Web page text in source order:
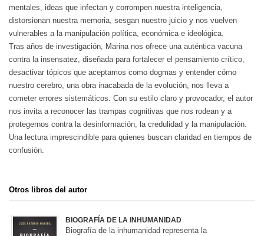
mentales, ideas que infectan y corrompen nuestra inteligencia,
distorsionan nuestra memoria, sesgan nuestro juicio y nos vuelven
vulnerables a la manipulación política, económica e ideológica.
Tras años de investigación, Marina nos ofrece una auténtica vacuna
contra la insensatez, diseñada para fortalecer el pensamiento crítico,
desactivar tópicos que aceptamos como dogmas y entender cómo
nuestro cerebro, una obra inacabada de la evolución, nos lleva a
cometer errores sistemáticos. Con su estilo claro y provocador, el autor
nos invita a reconocer las trampas cognitivas que nos rodean y a
protegernos contra la desinformación, la credulidad y la manipulación.
Una lectura imprescindible para quienes buscan claridad en tiempos de
confusión.
Otros libros del autor
BIOGRAFÍA DE LA INHUMANIDAD
Biografía de la inhumanidad representa la